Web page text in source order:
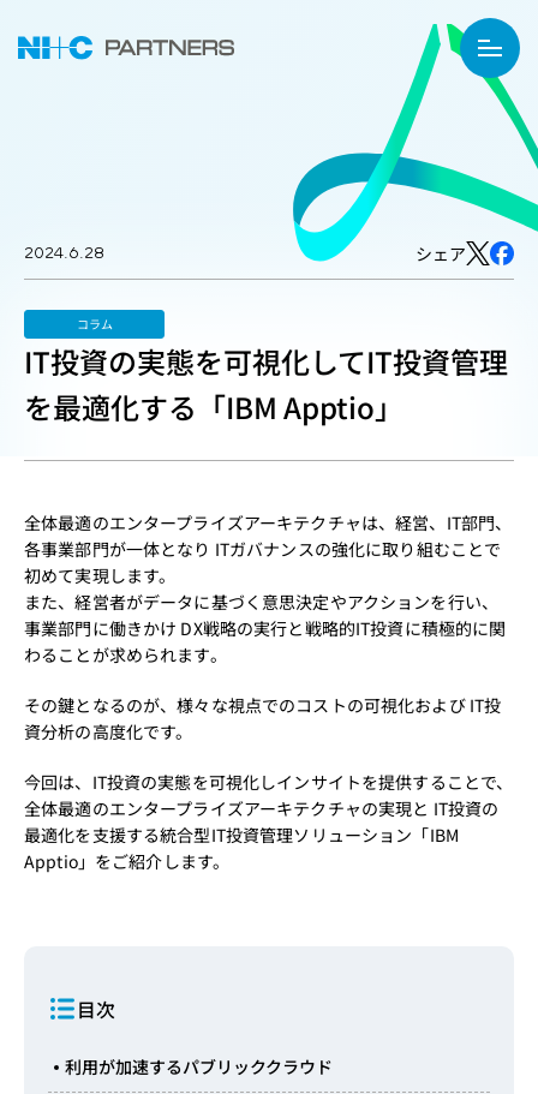
2024.6.28 シェア
コラム
IT投資の実態を可視化してIT投資管理
を最適化する「IBM Apptio」
全体最適のエンタープライズアーキテクチャは、経営、IT部門、
各事業部門が一体となり ITガバナンスの強化に取り組むことで
初めて実現します。
また、経営者がデータに基づく意思決定やアクションを行い、
事業部門に働きかけ DX戦略の実行と戦略的IT投資に積極的に関
わることが求められます。
その鍵となるのが、様々な視点でのコストの可視化および IT投
資分析の高度化です。
今回は、IT投資の実態を可視化しインサイトを提供することで、
全体最適のエンタープライズアーキテクチャの実現と IT投資の
最適化を支援する統合型IT投資管理ソリューション「IBM
Apptio」をご紹介します。
目次
利用が加速するパブリッククラウド